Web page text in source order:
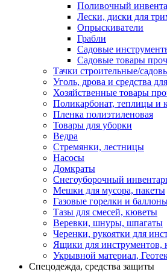
Поливочный
Лески, диски для
Опрыскиватели
Грабли
Садовые
Садовые товары
Тачки строительные/
Уголь, дрова и средства
Хозяйственные товары
Поликарбонат, теплицы и
Пленка полиэтиленовая
Товары для уборки
Ведра
Стремянки, лестницы
Насосы
Домкраты
Снегоуборочный
Мешки для мусора, пакеты
Газовые горелки и
Тазы для смесей, кюветы
Веревки, шнуры, шпагаты
Черенки, рукоятки для
Ящики для инструментов,
Укрывной материал,
Спецодежда, средства защиты